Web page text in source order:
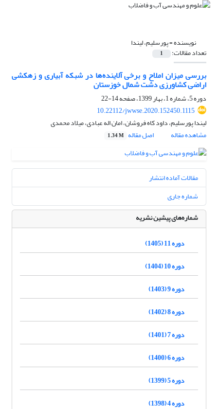
نویسنده =پورسلیم، لیندا
تعداد مقالات: 1
بررسی میزان املاح و برخی آلاینده‌ها در شبکه آبیاری و زهکشی
اراضی کشاورزی دشت شمال خوزستان
دوره 5، شماره 1، بهار 1399، صفحه
14-22
10.22112/jwwse.2020.152450.1115
لیندا پورسلیم، داود کاه فروشان، امان اله عبادی، میلاد محمدی
مشاهده مقاله
اصل مقاله 1.34 M
مقالات آماده انتشار
شماره جاری
شماره‌های پیشین نشریه
دوره 11 (1405)
دوره 10 (1404)
دوره 9 (1403)
دوره 8 (1402)
دوره 7 (1401)
دوره 6 (1400)
دوره 5 (1399)
دوره 4 (1398)